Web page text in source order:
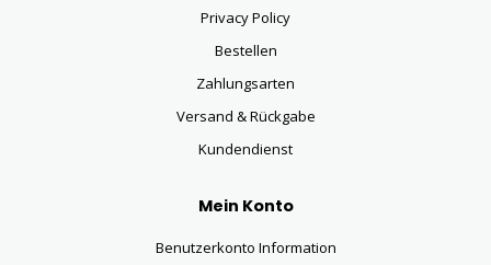
Privacy Policy
Bestellen
Zahlungsarten
Versand & Rückgabe
Kundendienst
Mein Konto
Benutzerkonto Information